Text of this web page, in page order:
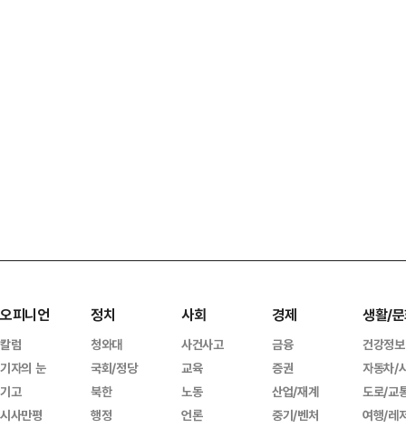
오피니언
칼럼
기자의 눈
기고
시사만평
정치
청와대
국회/정당
북한
행정
사회
사건사고
교육
노동
언론
경제
금융
증권
산업/재계
중기/벤처
생활/
건강정보
자동차/
도로/교
여행/레